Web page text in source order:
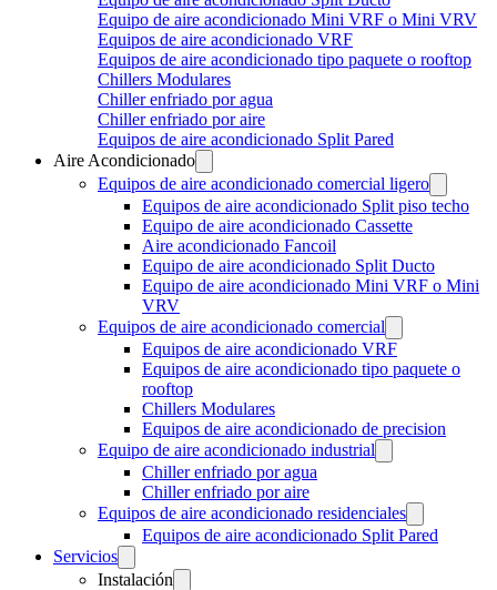
Equipo de aire acondicionado Mini VRF o Mini VRV
Equipos de aire acondicionado VRF
Equipos de aire acondicionado tipo paquete o rooftop
Chillers Modulares
Chiller enfriado por agua
Chiller enfriado por aire
Equipos de aire acondicionado Split Pared
Aire Acondicionado
Equipos de aire acondicionado comercial ligero
Equipos de aire acondicionado Split piso techo
Equipo de aire acondicionado Cassette
Aire acondicionado Fancoil
Equipo de aire acondicionado Split Ducto
Equipo de aire acondicionado Mini VRF o Mini
VRV
Equipos de aire acondicionado comercial
Equipos de aire acondicionado VRF
Equipos de aire acondicionado tipo paquete o
rooftop
Chillers Modulares
Equipos de aire acondicionado de precision
Equipo de aire acondicionado industrial
Chiller enfriado por agua
Chiller enfriado por aire
Equipos de aire acondicionado residenciales
Equipos de aire acondicionado Split Pared
Servicios
Instalación